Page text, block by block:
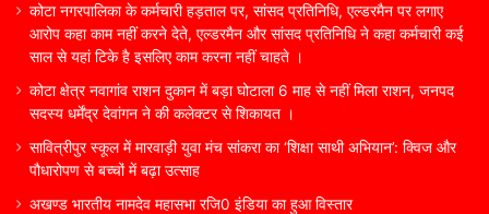
कोटा नगरपालिका के कर्मचारी हड़ताल पर, सांसद प्रतिनिधि, एल्डरमैन पर लगाए
आरोप कहा काम नहीं करने देते, एल्डरमैन और सांसद प्रतिनिधि ने कहा कर्मचारी कई
साल से यहां टिके है इसलिए काम करना नहीं चाहते ।
कोटा क्षेत्र नवागांव राशन दुकान में बड़ा घोटाला 6 माह से नहीं मिला राशन, जनपद
सदस्य धर्मेंद्र देवांगन ने की कलेक्टर से शिकायत ।
सावित्रीपुर स्कूल में मारवाड़ी युवा मंच सांकरा का ‘शिक्षा साथी अभियान’: क्विज और
पौधारोपण से बच्चों में बढ़ा उत्साह
अखण्ड भारतीय नामदेव महासभा रजि0 इंडिया का हुआ विस्तार